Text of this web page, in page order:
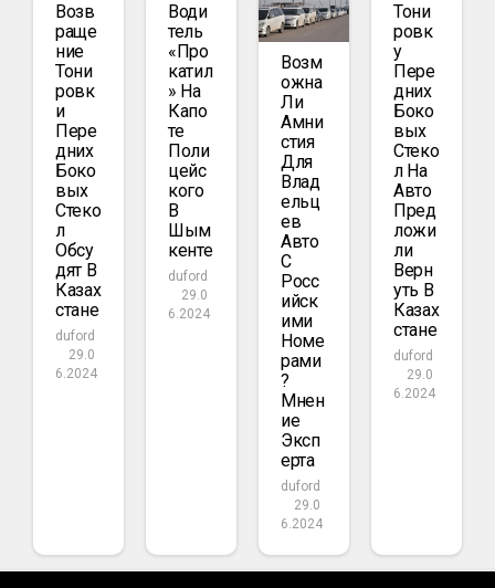
Возв
Раще
Ние
Тони
Ровк
И
Пере
Дних
Боко
Вых
Стеко
Л
Обсу
Дят В
Казах
Стане
duford
29.0
6.2024
Води
Тель
«про
Катил
» На
Капо
Те
Поли
Цейс
Кого
В
Шым
Кенте
duford
29.0
6.2024
Возм
Ожна
Ли
Амни
Стия
Для
Влад
Ельц
Ев
Авто
С
Росс
Ийск
Ими
Номе
Рами
?
Мнен
Ие
Эксп
Ерта
duford
29.0
6.2024
Тони
Ровк
У
Пере
Дних
Боко
Вых
Стеко
Л На
Авто
Пред
Ложи
Ли
Верн
Уть В
Казах
Стане
duford
29.0
6.2024